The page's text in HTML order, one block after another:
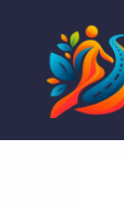
conteúdo